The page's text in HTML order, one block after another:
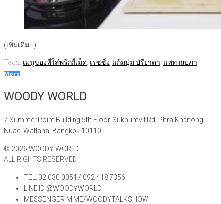
(เพิ่มเติม…)
Tags: เมนูของพี่ใส่พริกกี่เม็ด เรซซิ่ง แก้มบุ๋ม ปรียาดา แพท ณปภา
More
WOODY WORLD
7 Summer Point Building 5th Floor, Sukhumvit Rd, Phra Khanong
Nuae, Wattana, Bangkok 10110
© 2026 WOODY WORLD.
ALL RIGHTS RESERVED.
TEL. 02 030 0054 / 092 418 7356
LINE ID @WOODYWORLD
MESSENGER M.ME/WOODYTALKSHOW